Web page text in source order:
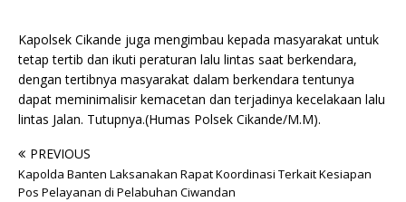
Kapolsek Cikande juga mengimbau kepada masyarakat untuk
tetap tertib dan ikuti peraturan lalu lintas saat berkendara,
dengan tertibnya masyarakat dalam berkendara tentunya
dapat meminimalisir kemacetan dan terjadinya kecelakaan lalu
lintas Jalan. Tutupnya.(Humas Polsek Cikande/M.M).
PREVIOUS
Kapolda Banten Laksanakan Rapat Koordinasi Terkait Kesiapan
Pos Pelayanan di Pelabuhan Ciwandan